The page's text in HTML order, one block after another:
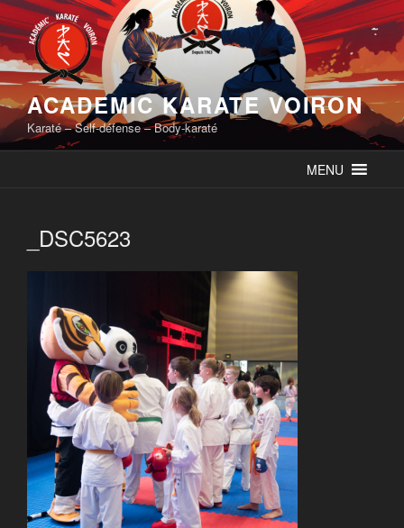
Skip
to
content
ACADEMIC KARATE VOIRON
Karaté – Self-défense – Body-karaté
MENU
_DSC5623